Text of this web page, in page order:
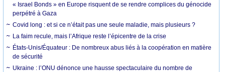
« Israel Bonds » en Europe risquent de se rendre complices du génocide
perpétré à Gaza
Covid long : et si ce n’était pas une seule maladie, mais plusieurs ?
La faim recule, mais l’Afrique reste l’épicentre de la crise
États-Unis/Équateur : De nombreux abus liés à la coopération en matière
de sécurité
Ukraine : l’ONU dénonce une hausse spectaculaire du nombre de